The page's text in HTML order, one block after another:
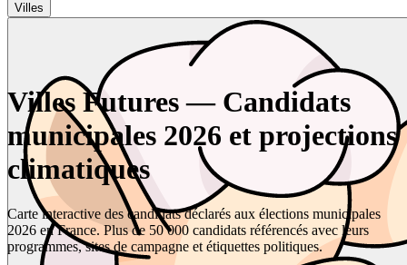
Villes
Villes Futures — Candidats
municipales 2026 et projections
climatiques
Carte interactive des candidats déclarés aux élections municipales
2026 en France. Plus de 50 000 candidats référencés avec leurs
programmes, sites de campagne et étiquettes politiques.